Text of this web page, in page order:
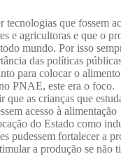
tecnologias que fossem
e agricultoras e que o
mundo. Por isso
das políticas
para colocar o alimento
PNAE, este era o foco.
que as crianças que
acesso à alimentação
do Estado como
pudessem fortalecer a
a produção se não